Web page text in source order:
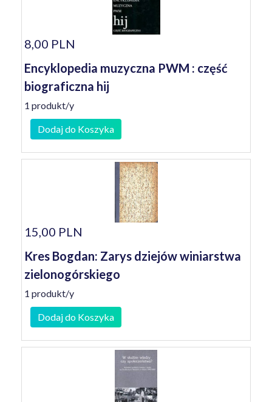
8,00 PLN
Encyklopedia muzyczna PWM : część
biograficzna hij
1 produkt/y
Dodaj do Koszyka
15,00 PLN
Kres Bogdan: Zarys dziejów winiarstwa
zielonogórskiego
1 produkt/y
Dodaj do Koszyka